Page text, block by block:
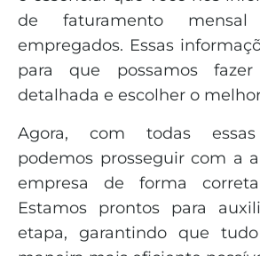
de faturamento
empregados. Essas
para que possamos
detalhada e escolher o
Agora, com todas essas
podemos prosseguir com a
empresa de forma
Estamos prontos para
etapa, garantindo que